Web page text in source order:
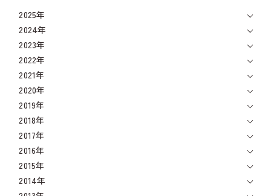
2025年
2024年
2023年
2022年
2021年
2020年
2019年
2018年
2017年
2016年
2015年
2014年